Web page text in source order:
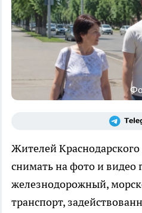
Жителей Краснодарского
снимать на фото и видео
железнодорожный,
транспорт,